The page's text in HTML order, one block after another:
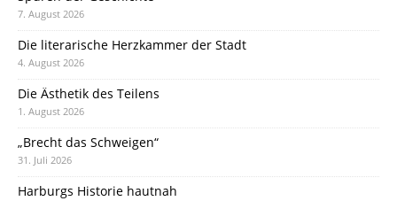
7. August 2026
Die literarische Herzkammer der Stadt
4. August 2026
Die Ästhetik des Teilens
1. August 2026
„Brecht das Schweigen“
31. Juli 2026
Harburgs Historie hautnah